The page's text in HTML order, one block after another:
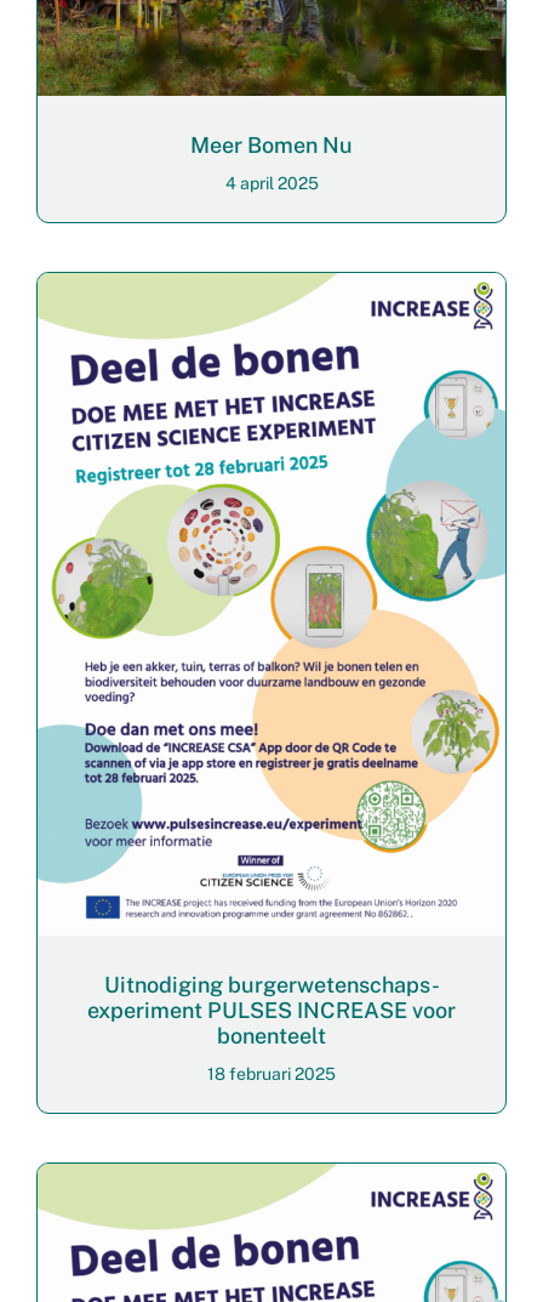
Meer Bomen Nu
4 april 2025
Uitnodiging burgerwetenschaps-
experiment PULSES INCREASE voor
bonenteelt
18 februari 2025